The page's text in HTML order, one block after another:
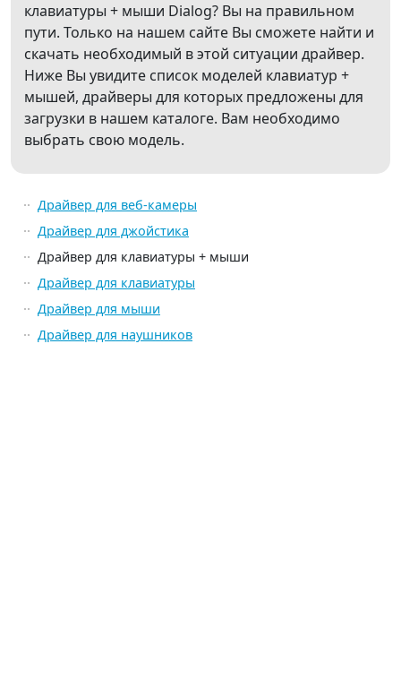
клавиатуры + мыши Dialog? Вы на правильном
пути. Только на нашем сайте Вы сможете найти и
скачать необходимый в этой ситуации драйвер.
Ниже Вы увидите список моделей клавиатур +
мышей, драйверы для которых предложены для
загрузки в нашем каталоге. Вам необходимо
выбрать свою модель.
Драйвер для веб-камеры
Драйвер для джойстика
Драйвер для клавиатуры + мыши
Драйвер для клавиатуры
Драйвер для мыши
Драйвер для наушников